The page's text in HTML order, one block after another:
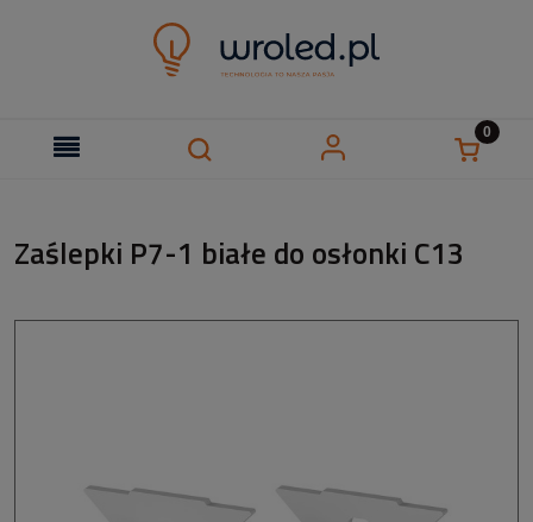
Zaślepki P7-1 białe do osłonki C13